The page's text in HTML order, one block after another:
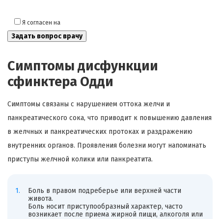
Я согласен на
Симптомы дисфункции
сфинктера Одди
Симптомы связаны с нарушением оттока желчи и
панкреатического сока, что приводит к повышению давления
в желчных и панкреатических протоках и раздражению
внутренних органов. Проявления болезни могут напоминать
приступы желчной колики или панкреатита.
Боль в правом подреберье или верхней части
живота.
Боль носит приступообразный характер, часто
возникает после приема жирной пищи, алкоголя или